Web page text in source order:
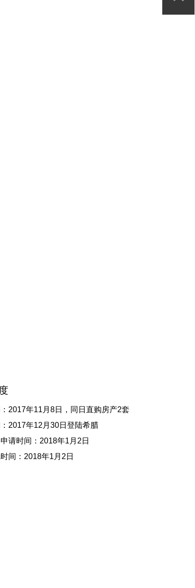
2017年11月8日，同日直购房产2套
2017年12月30日登陆希腊
请时间：2018年1月2日
间：2018年1月2日